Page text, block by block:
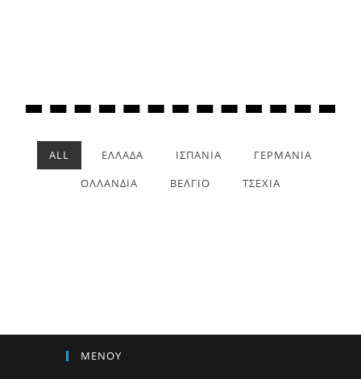
ALL ΕΛΛΑΔΑ ΙΣΠΑΝΙΑ
ΓΕΡΜΑΝΙΑ
ΟΛΛΑΝΔΙΑ
ΒΕΛΓΙΟ ΤΣΕΧΙΑ
ΜΕΝΟΥ